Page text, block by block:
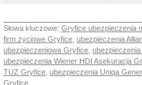
Słowa kluczowe: Gryfice ubezpieczenia
firm życiowe Gryfice ubezpieczenia
ubezpieczeniowa Gryfice
ubezpieczenia Wiener HDI Asekuracja
TUZ Gryfice ubezpieczenia Uniqa
Gryfice